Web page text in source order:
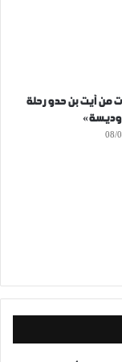
من آيت بن حدو رحلة
08/